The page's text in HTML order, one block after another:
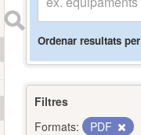
Ordenar resultats per
Filtres
Formats:
PDF